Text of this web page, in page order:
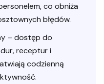
co obniża
błędów.
– dostęp do
receptur i
codzienną